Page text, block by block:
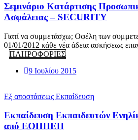
Σεμινάριο Κατάρτισης
Ασφάλειας – SECURITY
Γιατί να συμμετάσχω; Οφέλη των
01/01/2012 κάθε νέα άδεια ασκήσεως
ΠΛΗΡΟΦΟΡΙΕΣ
9 Ιουλίου 2015
Εξ αποστάσεως Εκπαίδευση
Εκπαίδευση Εκπαιδευτών
από ΕΟΠΠΕΠ